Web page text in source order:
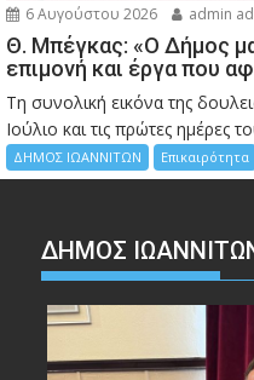
6 Αυγούστου 2026 admin
Θ. Μπέγκας: «Ο Δήμος
επιμονή και έργα που
Τη συνολική εικόνα της
Ιούλιο και τις πρώτες ημέρες
ΔΗΜΟΣ ΙΩΑΝΝΙΤΩΝ Επικαιρότητα
ΔΗΜΟΣ